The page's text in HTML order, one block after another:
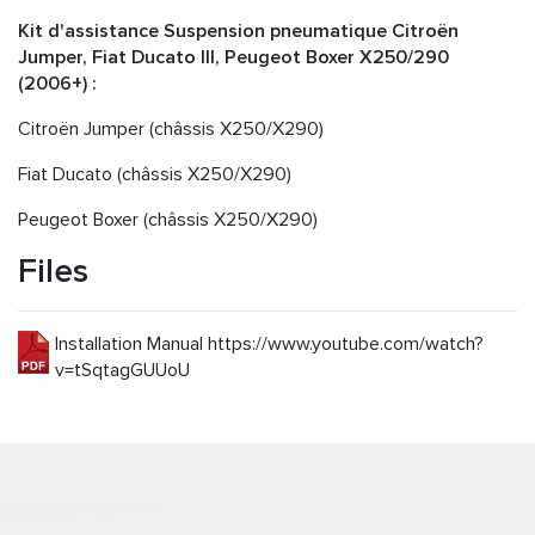
Kit d'assistance Suspension pneumatique Citroën
Jumper, Fiat Ducato III, Peugeot Boxer X250/290
(2006+) :
Citroën Jumper (châssis X250/X290)
Fiat Ducato (châssis X250/X290)
Peugeot Boxer (châssis X250/X290)
Files
Installation Manual https://www.youtube.com/watch?
v=tSqtagGUUoU